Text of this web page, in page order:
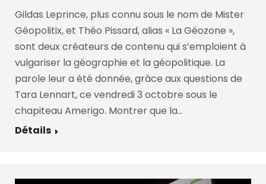
Gildas Leprince, plus connu sous le nom de Mister
Géopolitix, et Théo Pissard, alias « La Géozone »,
sont deux créateurs de contenu qui s’emploient à
vulgariser la géographie et la géopolitique. La
parole leur a été donnée, grâce aux questions de
Tara Lennart, ce vendredi 3 octobre sous le
chapiteau Amerigo. Montrer que la…
Détails